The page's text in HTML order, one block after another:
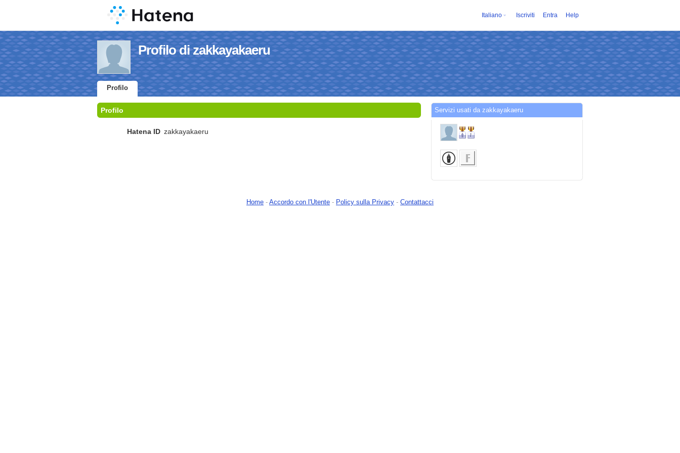
Italiano Iscriviti Entra Help
Profilo di zakkayakaeru
Profilo
Profilo
Hatena ID zakkayakaeru
Servizi usati da zakkayakaeru
Home - Accordo con l'Utente - Policy sulla Privacy - Contattacci